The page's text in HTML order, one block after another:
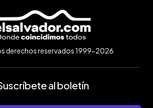
derechos reservados 1999-2026
al boletín